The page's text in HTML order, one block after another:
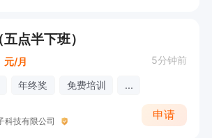
点半下班）
元/月 5分钟前
年终奖 免费培训 ...
科技有限公司
申请